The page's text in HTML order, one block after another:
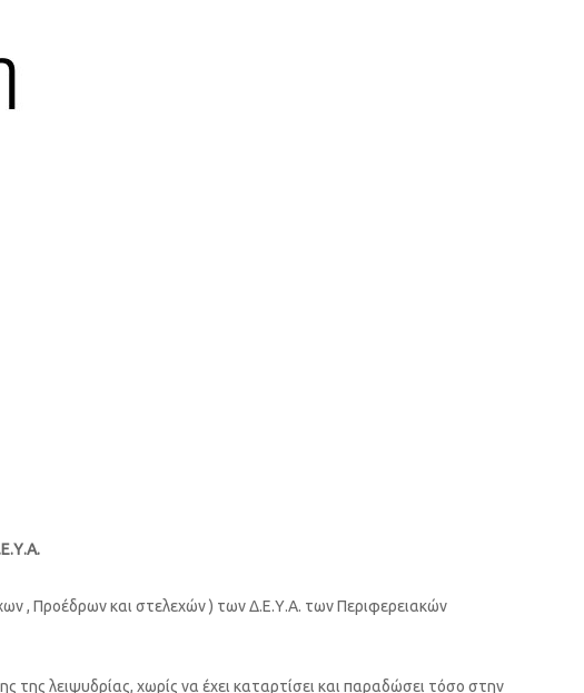
, Προέδρων και στελεχών ) των Δ.Ε.Υ.Α. των Περιφερειακών
της λειψυδρίας, χωρίς να έχει καταρτίσει και παραδώσει τόσο στην